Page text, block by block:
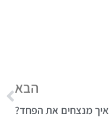
הבא
איך מנצחים את הפחד?